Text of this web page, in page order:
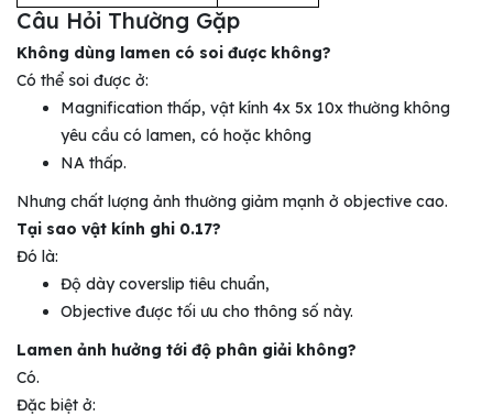
Câu Hỏi Thường Gặp
Không dùng lamen có soi được không?
Có thể soi được ở:
Magnification thấp, vật kính 4x 5x 10x thường không
yêu cầu có lamen, có hoặc không
NA thấp.
Nhưng chất lượng ảnh thường giảm mạnh ở objective cao.
Tại sao vật kính ghi 0.17?
Đó là:
Độ dày coverslip tiêu chuẩn,
Objective được tối ưu cho thông số này.
Lamen ảnh hưởng tới độ phân giải không?
Có.
Đặc biệt ở: